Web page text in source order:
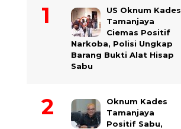
US Oknum Kades
Tamanjaya
Ciemas Positif
Narkoba, Polisi Ungkap
Barang Bukti Alat Hisap
Sabu
Oknum Kades
Tamanjaya
Positif Sabu,